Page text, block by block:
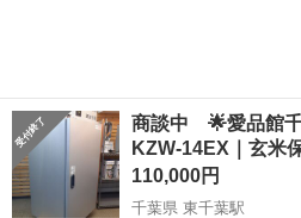
商談中 🌟愛品館千
KZW-14EX｜玄米
110,000円
千葉県 東千葉駅